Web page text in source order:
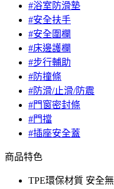
#浴室防滑墊
#安全扶手
#安全圍欄
#床邊護欄
#步行輔助
#防撞條
#防滑/止滑/防震
#門窗密封條
#門擋
#插座安全蓋
商品特色
TPE環保材質 安全